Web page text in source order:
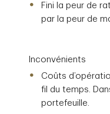
Fini la peur de
par la peur de
Inconvénients
Coûts
fil du temps.
portefeuille.